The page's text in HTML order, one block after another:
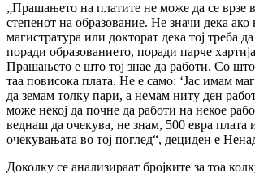
„Прашањето на платите не може да се врзе
степенот на образование. Не значи дека ако
магистратура или докторат дека тој треба
поради образованието, поради парче
Прашањето е што тој знае да работи. Со
таа повисока плата. Не е само: ‘Јас имам
да земам толку пари, а немам ниту ден
може некој да почне да работи на некое
веднаш да очекува, не знам, 500 евра плата
очекувањата во тој поглед“, дециден е
Доколку се анализираат бројките за тоа